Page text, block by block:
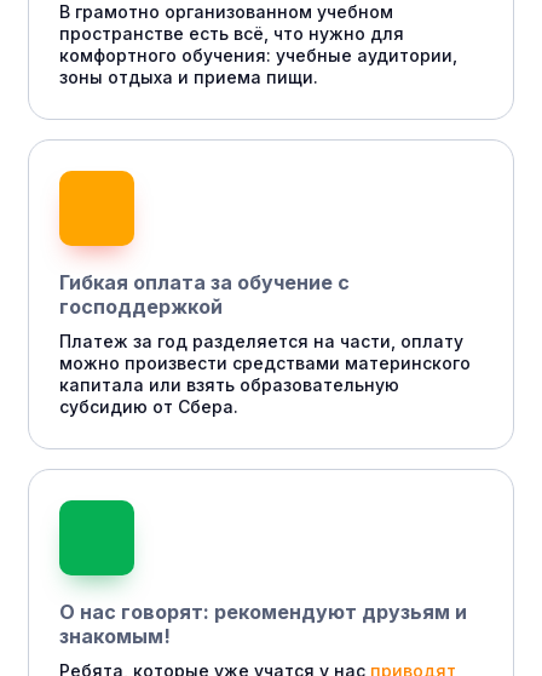
В грамотно организованном учебном
пространстве есть всё, что нужно для
комфортного обучения: учебные аудитории,
зоны отдыха и приема пищи.
Гибкая оплата за обучение с
господдержкой
Платеж за год разделяется на части, оплату
можно произвести средствами материнского
капитала или взять образовательную
субсидию от Сбера.
О нас говорят: рекомендуют друзьям и
знакомым!
Ребята, которые уже учатся у нас приводят